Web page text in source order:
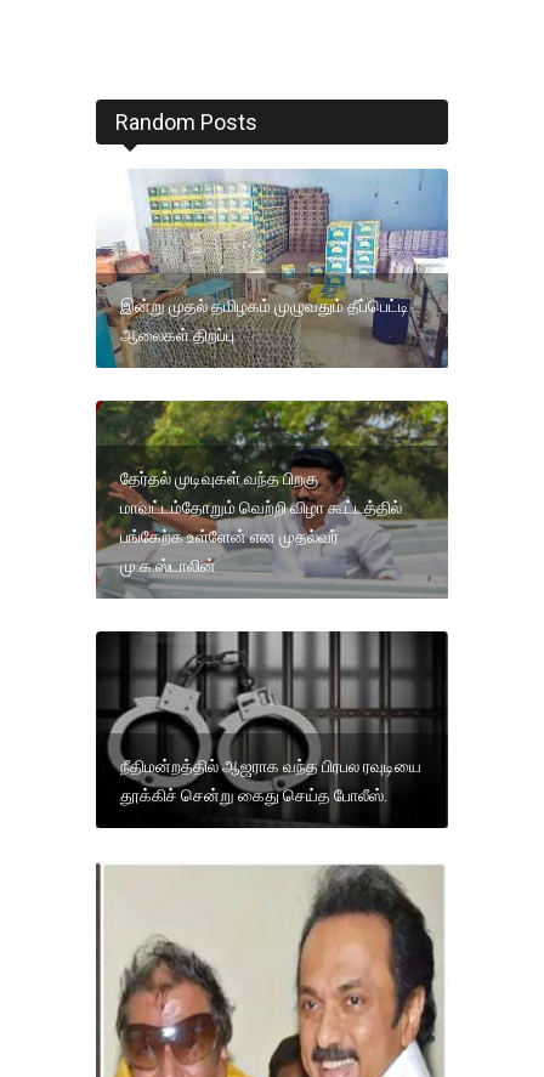
Random Posts
இன்று முதல் தமிழகம் முழுவதும் தீப்பெட்டி
ஆலைகள் திறப்பு
தேர்தல் முடிவுகள் வந்த பிறகு
மாவட்டம்தோறும் வெற்றி விழா கூட்டத்தில்
பங்கேற்க உள்ளேன் என முதல்வர்
மு.க.ஸ்டாலின்
நீதிமன்றத்தில் ஆஜராக வந்த பிரபல ரவுடியை
தூக்கிச் சென்று கைது செய்த போலீஸ்.